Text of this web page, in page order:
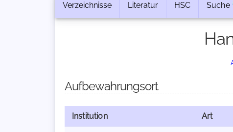
Verzeichnisse Literatur HSC Suche
Aufbewahrungsort
Institution Art